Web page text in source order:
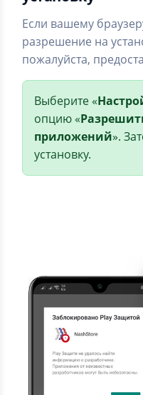
Если вашему
разрешение на
пожалуйста,
Выберите «
опцию «
приложений».
установку.